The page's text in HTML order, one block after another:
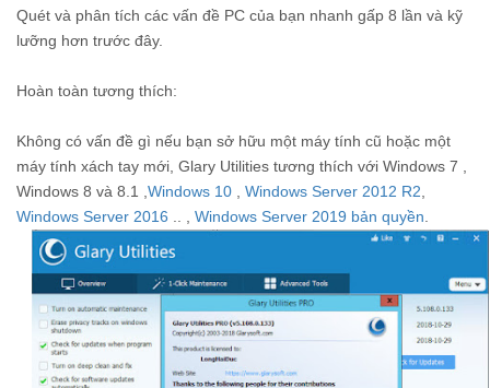
Quét và phân tích các vấn đề PC của bạn nhanh gấp 8 lần và kỹ
lưỡng hơn trước đây.
Hoàn toàn tương thích:
Không có vấn đề gì nếu bạn sở hữu một máy tính cũ hoặc một
máy tính xách tay mới, Glary Utilities tương thích với Windows 7 ,
Windows 8 và 8.1 , Windows 10 Windows Server 2012 R2
Windows Server 2016
Windows Server 2019 bản quyền